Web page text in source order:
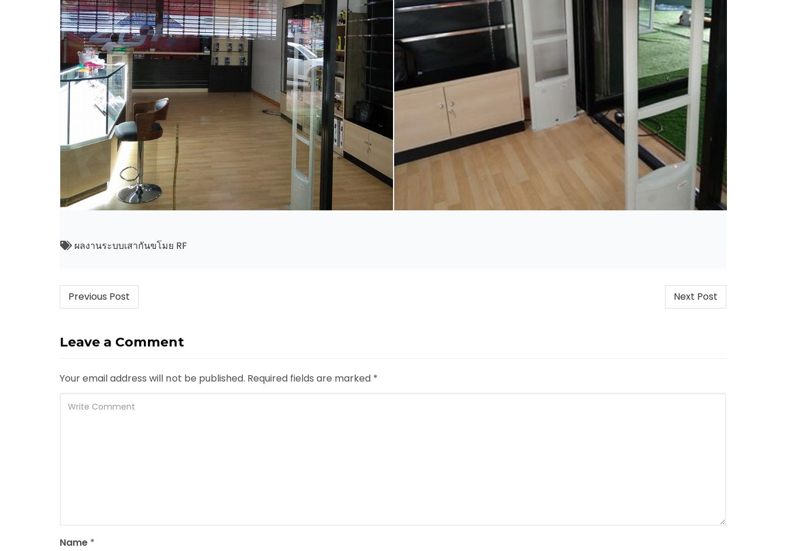
ผลงานระบบเสากันขโมย RF
Post
Previous Post Next Post
Leave a Comment
Your email address will not be published. Required fields are marked *
Name *